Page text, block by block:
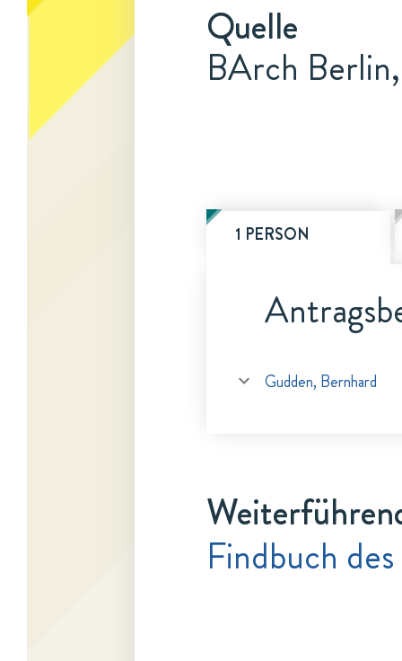
Quelle
BArch
1 PERSON
Gudden, Bernhard
Findbuch